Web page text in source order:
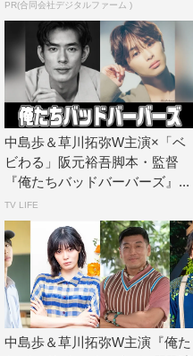
PR(合同会社デジタルファーム )
中島歩＆草川拓弥W主演×「ベ
ビわる」阪元裕吾脚本・監督
『俺たちバッドバーバーズ』...
TV LIFE
中島歩＆草川拓弥W主演『俺た